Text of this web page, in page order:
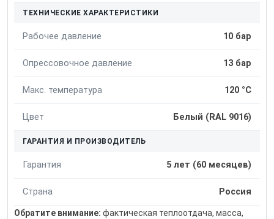
ТЕХНИЧЕСКИЕ ХАРАКТЕРИСТИКИ
Рабочее давление 10 бар
Опрессовочное давление 13 бар
Макс. температура 120 °C
Цвет Белый (RAL 9016)
ГАРАНТИЯ И ПРОИЗВОДИТЕЛЬ
Гарантия 5 лет (60 месяцев)
Страна Россия
Обратите внимание: фактическая теплоотдача, масса,